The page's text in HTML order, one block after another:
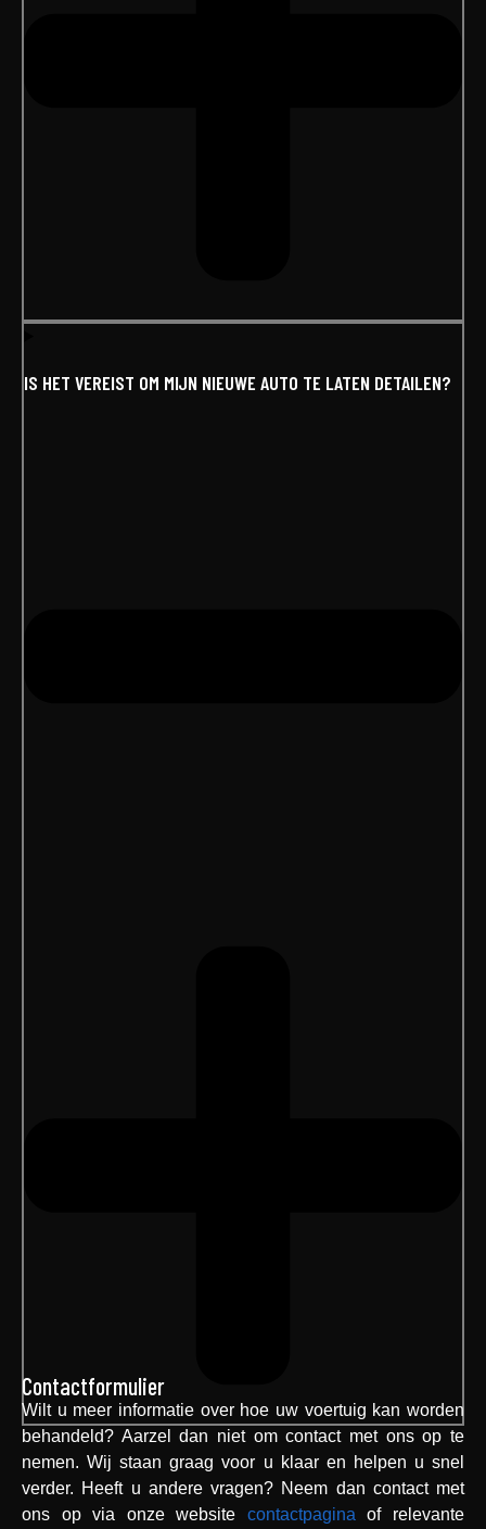
IS HET VEREIST OM MIJN NIEUWE AUTO TE LATEN DETAILEN?
Contactformulier
Wilt u meer informatie over hoe uw voertuig kan worden
behandeld? Aarzel dan niet om contact met ons op te
nemen. Wij staan graag voor u klaar en helpen u snel
verder. Heeft u andere vragen? Neem dan contact met
ons op via onze website contactpagina of relevante